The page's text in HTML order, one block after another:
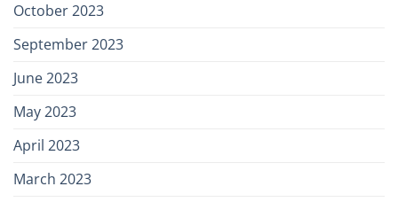
October 2023
September 2023
June 2023
May 2023
April 2023
March 2023